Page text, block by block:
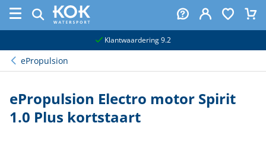
Klantwaardering 9.2
ePropulsion
ePropulsion Electro motor Spirit
1.0 Plus kortstaart